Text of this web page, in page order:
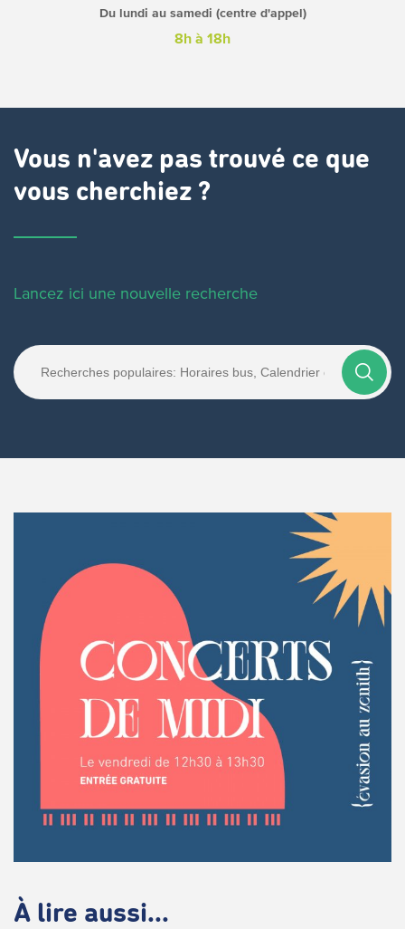
Du lundi au samedi (centre d'appel)
8h à 18h
Vous n'avez pas trouvé ce que
vous cherchiez ?
Lancez ici une nouvelle recherche
À lire aussi...